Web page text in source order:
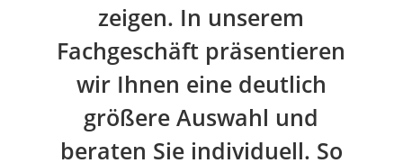
zeigen. In unserem
Fachgeschäft präsentieren
wir Ihnen eine deutlich
größere Auswahl und
beraten Sie individuell. So